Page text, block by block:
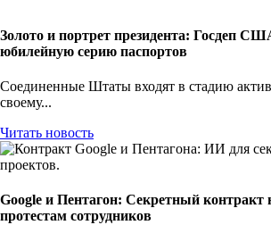
Золото и портрет президента: Госдеп
юбилейную серию паспортов
Соединенные Штаты входят в стадию
своему...
Читать новость
Google и Пентагон: Секретный
протестам сотрудников